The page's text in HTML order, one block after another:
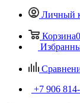
Личный
Корзина0
+7 906